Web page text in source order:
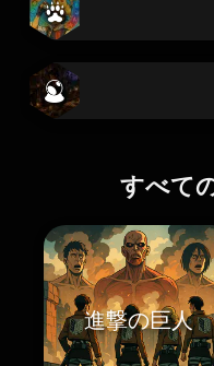
すべて
進撃の巨人